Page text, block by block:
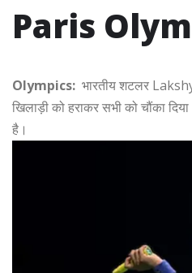
Paris
Olympics: भारतीय शटलर
खिलाड़ी को हराकर सभी को चौंका
है।